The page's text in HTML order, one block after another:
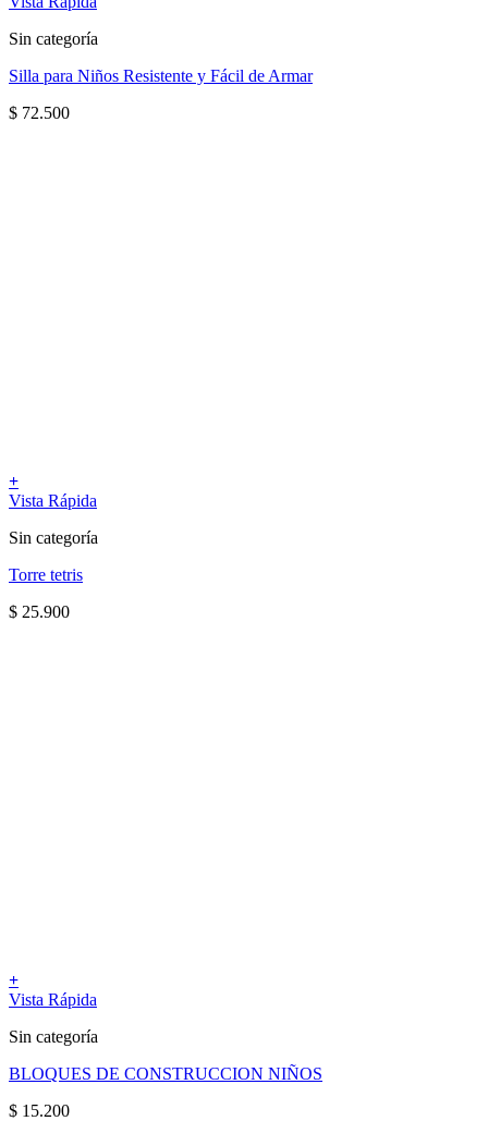
Sin categoría
Silla para Niños Resistente y Fácil de Armar
$ 72.500
+
Vista Rápida
Sin categoría
Torre tetris
$ 25.900
+
Vista Rápida
Sin categoría
BLOQUES DE CONSTRUCCION NIÑOS
$ 15.200